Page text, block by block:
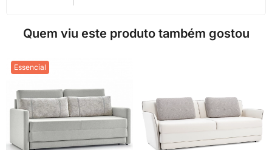
Quem viu este produto também gostou
Essencial